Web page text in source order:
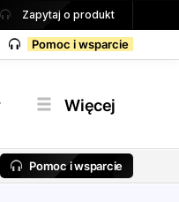
Zapytaj o produkt
Pomoc i wsparcie
Więcej
Pomoc i wsparcie